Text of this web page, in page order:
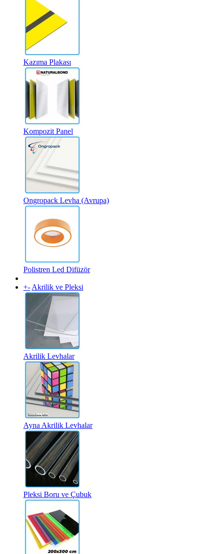
Kazıma Plakası
Kompozit Panel
Ongropack Levha (Avrupa)
Polistren Led Difüzör
+- Akrilik ve Pleksi
Akrilik Levhalar
Ayna Akrilik Levhalar
Pleksi Boru ve Çubuk